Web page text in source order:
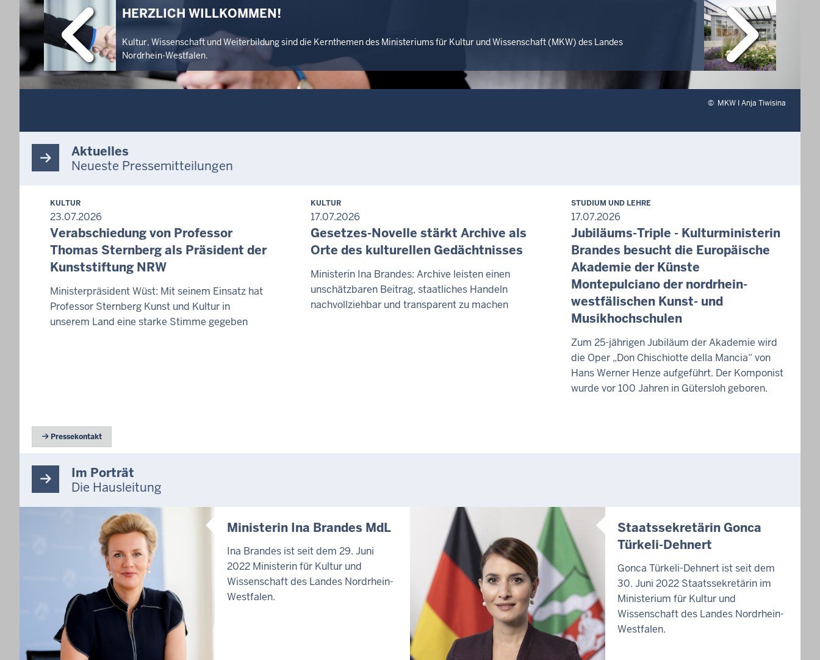
HERZLICH WILLKOMMEN!
Kultur, Wissenschaft und Weiterbildung sind die Kernthemen des Ministeriums für Kultur und Wissenschaft (MKW) des Landes
Nordrhein-Westfalen.
© MKW I Anja Tiwisina
Aktuelles
Neueste Pressemitteilungen
KULTUR
23.07.2026
Verabschiedung von Professor
Thomas Sternberg als Präsident der
Kunststiftung NRW
Ministerpräsident Wüst: Mit seinem Einsatz hat
Professor Sternberg Kunst und Kultur in
unserem Land eine starke Stimme gegeben
KULTUR
17.07.2026
Gesetzes-Novelle stärkt Archive als
Orte des kulturellen Gedächtnisses
Ministerin Ina Brandes: Archive leisten einen
unschätzbaren Beitrag, staatliches Handeln
nachvollziehbar und transparent zu machen
STUDIUM UND LEHRE
17.07.2026
Jubiläums-Triple - Kulturministerin
Brandes besucht die Europäische
Akademie der Künste
Montepulciano der nordrhein-
westfälischen Kunst- und
Musikhochschulen
Zum 25-jährigen Jubiläum der Akademie wird
die Oper „Don Chischiotte della Mancia“ von
Hans Werner Henze aufgeführt. Der Komponist
wurde vor 100 Jahren in Gütersloh geboren.
Pressekontakt
Im Porträt
Die Hausleitung
Ministerin Ina Brandes MdL
Ina Brandes ist seit dem 29. Juni
2022 Ministerin für Kultur und
Wissenschaft des Landes Nordrhein-
Westfalen.
Staatssekretärin Gonca
Türkeli-Dehnert
Gonca Türkeli-Dehnert ist seit dem
30. Juni 2022 Staatssekretärin im
Ministerium für Kultur und
Wissenschaft des Landes Nordrhein-
Westfalen.